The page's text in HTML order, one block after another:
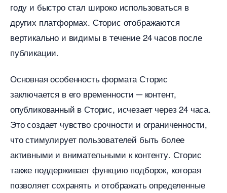
оду и быстро стал широко использоваться
других платформах.​ Сторис отображаются
ертикально и видимы в течение 24 часов после
публикации.​
Основная особенность формата Сторис
заключается в его временности ─ контент,
опубликованный в Сторис, исчезает через 24 часа.
Это создает чувство срочности и ограниченности,
что стимулирует пользователей быть более
активными и внимательными к контенту.​ Сторис
также поддерживает функцию подборок, которая
позволяет сохранять и отображать определенные